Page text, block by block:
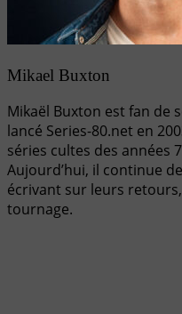
Mikael Buxton
Mikaël Buxton est fan de
lancé Series-80.net en
séries cultes des années
Aujourd’hui, il continue
écrivant sur leurs
tournage.